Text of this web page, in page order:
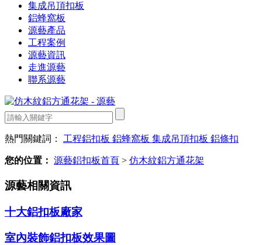
集成吊頂扣板
鋁蜂窩板
源藝產品
工程案例
源藝資訊
走進源藝
聯系源藝
熱門關鍵詞： 工程鋁扣板 鋁蜂窩板 集成吊頂扣板 鋁條扣
您的位置： 源藝鋁扣板首頁 > 仿木紋鋁方通花架
源藝相關資訊
十大鋁扣板廠家
室內裝飾鋁扣板效果圖